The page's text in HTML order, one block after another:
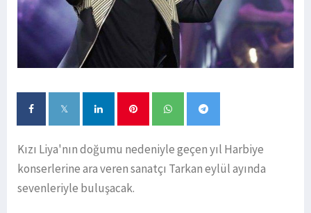
Kızı Liya'nın doğumu nedeniyle geçen yıl Harbiye
konserlerine ara veren sanatçı Tarkan eylül ayında
sevenleriyle buluşacak.